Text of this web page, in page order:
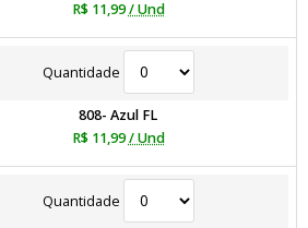
R$ 11,99 / Und
Quantidade
808- Azul FL
R$ 11,99 / Und
Quantidade